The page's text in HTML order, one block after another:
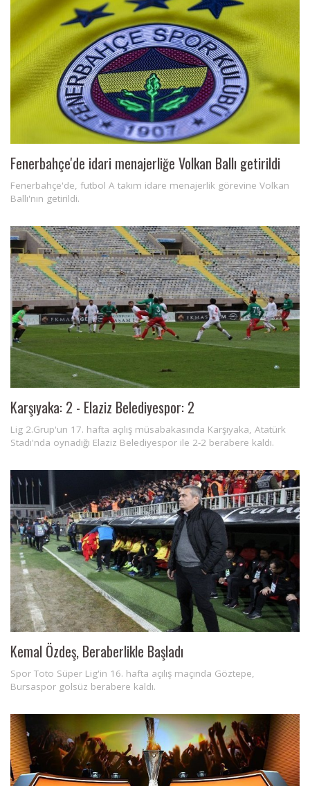
Fenerbahçe'de idari menajerliğe Volkan Ballı getirildi
Fenerbahçe'de, futbol A takım idare menajerlik görevine Volkan
Ballı'nın getirildi.
Karşıyaka: 2 - Elaziz Belediyespor: 2
Lig 2.Grup'un 17. hafta açılış müsabakasında Karşıyaka, Atatürk
Stadı'nda oynadığı Elaziz Belediyespor ile 2-2 berabere kaldı.
Kemal Özdeş, Beraberlikle Başladı
Spor Toto Süper Lig'in 16. hafta açılış maçında Göztepe,
Bursaspor golsüz berabere kaldı.